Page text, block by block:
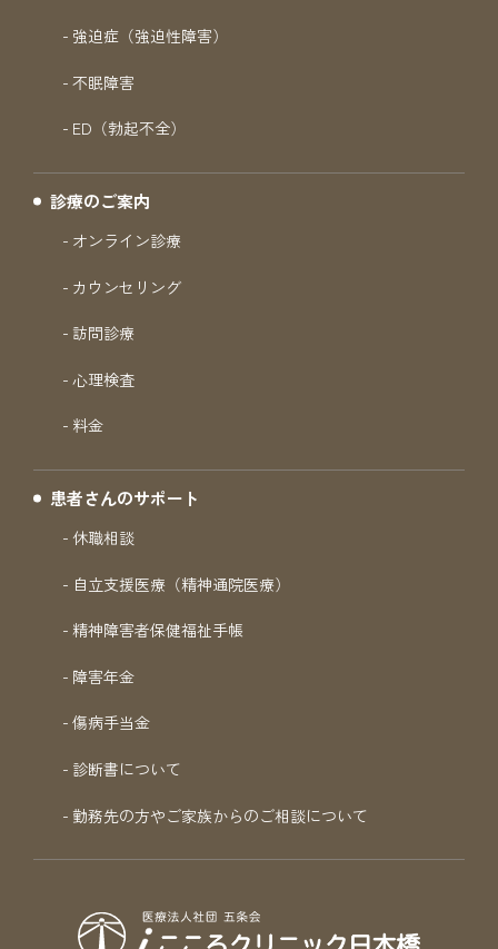
強迫症（強迫性障害）
不眠障害
ED（勃起不全）
診療のご案内
オンライン診療
カウンセリング
訪問診療
心理検査
料金
患者さんのサポート
休職相談
自立支援医療（精神通院医療）
精神障害者保健福祉手帳
障害年金
傷病手当金
診断書について
勤務先の方やご家族からのご相談について